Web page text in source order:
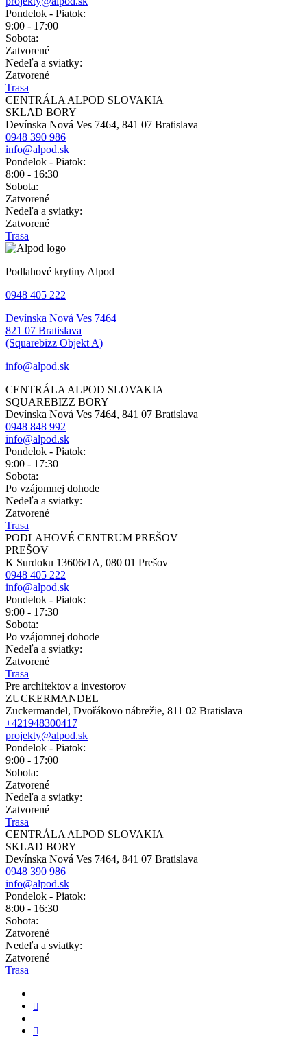
Pondelok - Piatok:
9:00 - 17:00
Sobota:
Zatvorené
Nedeľa a sviatky:
Zatvorené
Trasa
CENTRÁLA ALPOD SLOVAKIA
SKLAD BORY
Devínska Nová Ves 7464, 841 07 Bratislava
0948 390 986
info@alpod.sk
Pondelok - Piatok:
8:00 - 16:30
Sobota:
Zatvorené
Nedeľa a sviatky:
Zatvorené
Trasa
Podlahové krytiny Alpod
0948 405 222
Devínska Nová Ves 7464
821 07 Bratislava
(Squarebizz Objekt A)
info@alpod.sk
CENTRÁLA ALPOD SLOVAKIA
SQUAREBIZZ BORY
Devínska Nová Ves 7464, 841 07 Bratislava
0948 848 992
info@alpod.sk
Pondelok - Piatok:
9:00 - 17:30
Sobota:
Po vzájomnej dohode
Nedeľa a sviatky:
Zatvorené
Trasa
PODLAHOVÉ CENTRUM PREŠOV
PREŠOV
K Surdoku 13606/1A, 080 01 Prešov
0948 405 222
info@alpod.sk
Pondelok - Piatok:
9:00 - 17:30
Sobota:
Po vzájomnej dohode
Nedeľa a sviatky:
Zatvorené
Trasa
Pre architektov a investorov
ZUCKERMANDEL
Zuckermandel, Dvořákovo nábrežie, 811 02 Bratislava
+421948300417
projekty@alpod.sk
Pondelok - Piatok:
9:00 - 17:00
Sobota:
Zatvorené
Nedeľa a sviatky:
Zatvorené
Trasa
CENTRÁLA ALPOD SLOVAKIA
SKLAD BORY
Devínska Nová Ves 7464, 841 07 Bratislava
0948 390 986
info@alpod.sk
Pondelok - Piatok:
8:00 - 16:30
Sobota:
Zatvorené
Nedeľa a sviatky:
Zatvorené
Trasa